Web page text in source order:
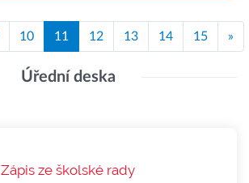
10 11 12 13 14 15 »
Úřední deska
Zápis ze školské rady